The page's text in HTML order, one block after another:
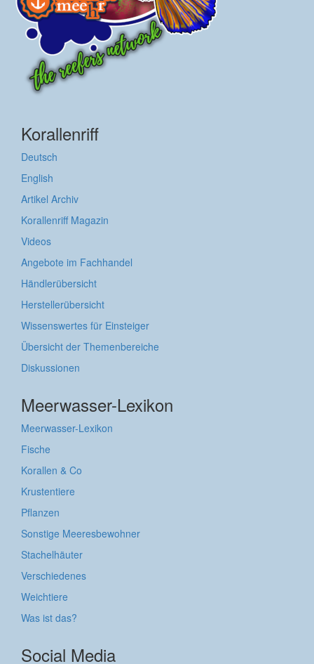
Korallenriff
Deutsch
English
Artikel Archiv
Korallenriff Magazin
Videos
Angebote im Fachhandel
Händlerübersicht
Herstellerübersicht
Wissenswertes für Einsteiger
Übersicht der Themenbereiche
Diskussionen
Meerwasser-Lexikon
Meerwasser-Lexikon
Fische
Korallen & Co
Krustentiere
Pflanzen
Sonstige Meeresbewohner
Stachelhäuter
Verschiedenes
Weichtiere
Was ist das?
Social Media